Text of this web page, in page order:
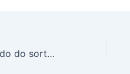
Lotofácil 3397: resultado do sorteio desta quarta-feira (21/05/2025)